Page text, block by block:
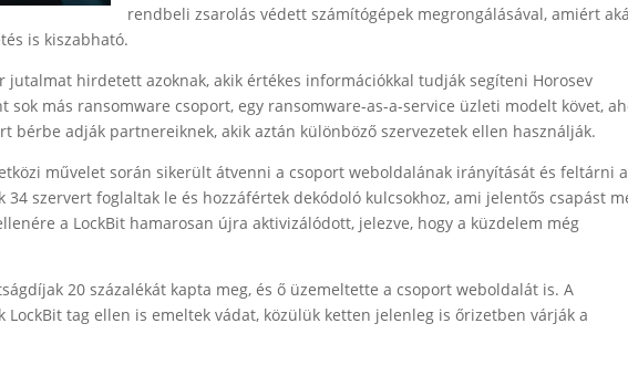
rendbeli zsarolás védett számítógépek megrongálásával, amiért
is kiszabható.
jutalmat hirdetett azoknak, akik értékes információkkal tudják segíteni Horosev
sok más ransomware csoport, egy ransomware-as-a-service üzleti modelt követ,
bérbe adják partnereiknek, akik aztán különböző szervezetek ellen használják.
művelet során sikerült átvenni a csoport weboldalának irányítását és feltárni
szervert foglaltak le és hozzáfértek dekódoló kulcsokhoz, ami jelentős csapást
a LockBit hamarosan újra aktivizálódott, jelezve, hogy a küzdelem még
20 százalékát kapta meg, és ő üzemeltette a csoport weboldalát is. A
tag ellen is emeltek vádat, közülük ketten jelenleg is őrizetben várják a